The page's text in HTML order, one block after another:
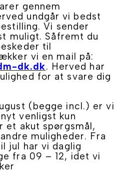
gennem
undgår vi bedst
Vi sender
muligt. Såfremt du
til
vi en mail på:
dk.dk. Herved har
for at svare dig
(begge incl.) er vi
venligst kun
et akut spørgsmål,
muligheder. Fra
jul har vi daglig
fra 09 – 12, idet vi